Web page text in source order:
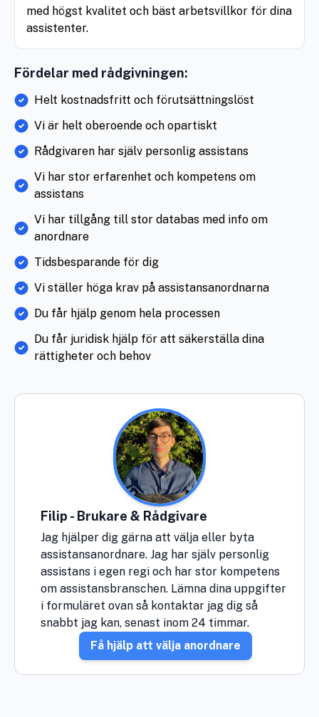
med högst kvalitet och bäst arbetsvillkor för dina
assistenter.
Fördelar med rådgivningen:
Helt kostnadsfritt och förutsättningslöst
Vi är helt oberoende och opartiskt
Rådgivaren har själv personlig assistans
Vi har stor erfarenhet och kompetens om
assistans
Vi har tillgång till stor databas med info om
anordnare
Tidsbesparande för dig
Vi ställer höga krav på assistansanordnarna
Du får hjälp genom hela processen
Du får juridisk hjälp för att säkerställa dina
rättigheter och behov
Filip - Brukare & Rådgivare
Jag hjälper dig gärna att välja eller byta
assistansanordnare. Jag har själv personlig
assistans i egen regi och har stor kompetens
om assistansbranschen. Lämna dina uppgifter
i formuläret ovan så kontaktar jag dig så
snabbt jag kan, senast inom 24 timmar.
Få hjälp att välja anordnare